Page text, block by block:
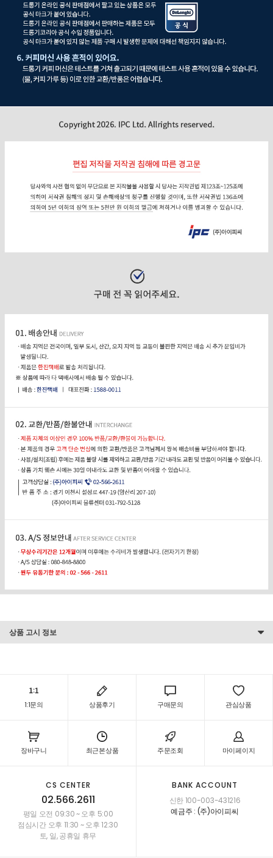
상품 고시 정보
1:1문의 상품후기 구매문의 관심상품
장바구니 최근본상품 주문조회 마이페이지
CS CENTER
02.566.2611
평일 오전 09:30 ~ 오후 5:00
점심시간 오후 11:30 ~ 오후 12:30
토, 일, 공휴일 휴무
BANK ACCOUNT
신한 100-003-431216
예금주 : (주)아이피씨